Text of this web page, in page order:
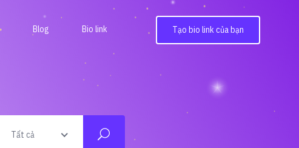
Blog Bio link Tạo bio link của bạn
Tất cả